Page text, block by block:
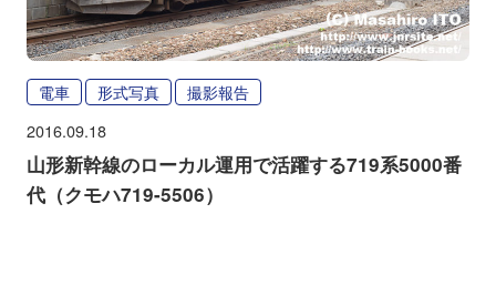
電車 形式写真 撮影報告
2016.09.18
山形新幹線のローカル運用で活躍する719系5000番
代（クモハ719-5506）